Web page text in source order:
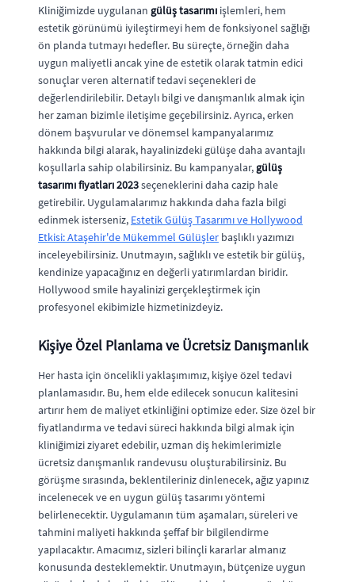
Kliniğimizde uygulanan gülüş tasarımı işlemleri, hem
estetik görünümü iyileştirmeyi hem de fonksiyonel sağlığı
ön planda tutmayı hedefler. Bu süreçte, örneğin daha
uygun maliyetli ancak yine de estetik olarak tatmin edici
sonuçlar veren alternatif tedavi seçenekleri de
değerlendirilebilir. Detaylı bilgi ve danışmanlık almak için
her zaman bizimle iletişime geçebilirsiniz. Ayrıca, erken
dönem başvurular ve dönemsel kampanyalarımız
hakkında bilgi alarak, hayalinizdeki gülüşe daha avantajlı
koşullarla sahip olabilirsiniz. Bu kampanyalar, gülüş
tasarımı fiyatları 2023seçeneklerini daha cazip hale
getirebilir. Uygulamalarımız hakkında daha fazla bilgi
edinmek isterseniz, Estetik Gülüş Tasarımı ve Hollywood
Etkisi: Ataşehir'de Mükemmel Gülüşler başlıklı yazımızı
inceleyebilirsiniz. Unutmayın, sağlıklı ve estetik bir gülüş,
kendinize yapacağınız en değerli yatırımlardan biridir.
Hollywood smile hayalinizi gerçekleştirmek için
profesyonel ekibimizle hizmetinizdeyiz.
Kişiye Özel Planlama ve Ücretsiz Danışmanlık
Her hasta için öncelikli yaklaşımımız, kişiye özel tedavi
planlamasıdır. Bu, hem elde edilecek sonucun kalitesini
artırır hem de maliyet etkinliğini optimize eder. Size özel bir
fiyatlandırma ve tedavi süreci hakkında bilgi almak için
kliniğimizi ziyaret edebilir, uzman diş hekimlerimizle
ücretsiz danışmanlık randevusu oluşturabilirsiniz. Bu
görüşme sırasında, beklentileriniz dinlenecek, ağız yapınız
incelenecek ve en uygun gülüş tasarımı yöntemi
belirlenecektir. Uygulamanın tüm aşamaları, süreleri ve
tahmini maliyeti hakkında şeffaf bir bilgilendirme
yapılacaktır. Amacımız, sizleri bilinçli kararlar almanız
konusunda desteklemektir. Unutmayın, bütçenize uygun